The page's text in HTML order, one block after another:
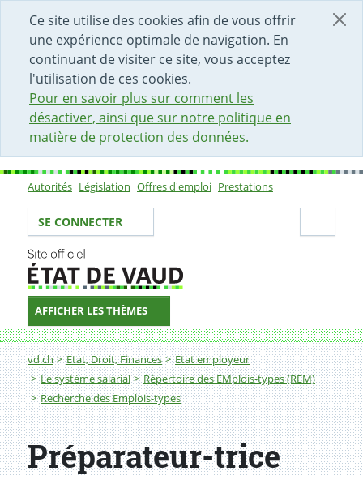
Ce site utilise des cookies afin de vous offrir
une expérience optimale de navigation. En
continuant de visiter ce site, vous acceptez
l'utilisation de ces cookies.
Pour en savoir plus sur comment les
désactiver, ainsi que sur notre politique en
matière de protection des données.
DÉBUT DU CONTENU DE LA PAGE
ACCÈS AU CHAMP DE RECHERCHE
PAGE D'ACCUEIL
FORMULAIRE DE CONTACT
Sous-navigation
Autorités Législation Offres d'emploi Prestations
Votre identité
SE CONNECTER
AFFICHER LES THÈMES
Fil d'Ariane
vd.ch Etat, Droit, Finances
Etat employeur
Le système salarial
Répertoire des EMplois-types (REM)
Recherche des Emplois-types
Préparateur-trice
Préparateur-trice